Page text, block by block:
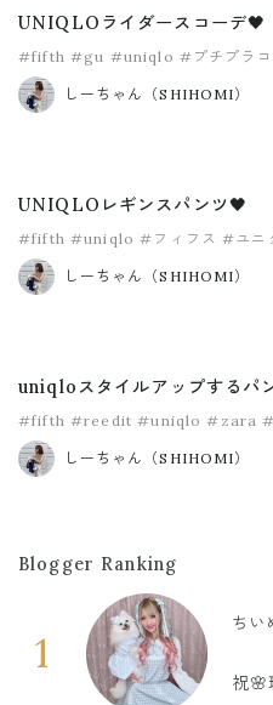
UNIQLOライダースコーデ🖤
#fifth #gu #uniqlo #プチプラ
しーちゃん（SHIHOMI）
UNIQLOレギンスパンツ🖤
#fifth #uniqlo #フィフス #ユニ
しーちゃん（SHIHOMI）
uniqloスタイルアップするパ
#fifth #reedit #uniqlo #zara
#スリムストレートハイライズジー
しーちゃん（SHIHOMI）
Blogger Ranking
1
ちい
祝🌸